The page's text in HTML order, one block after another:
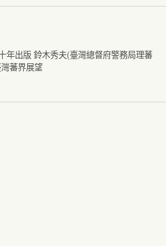
年出版 鈴木秀夫(臺灣總督府警務局理蕃
蕃界展望